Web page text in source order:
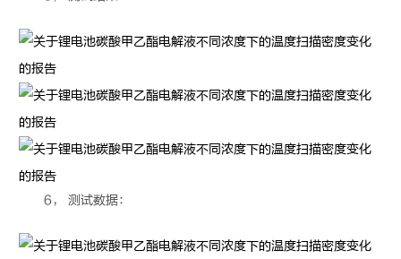
6， 测试数据：